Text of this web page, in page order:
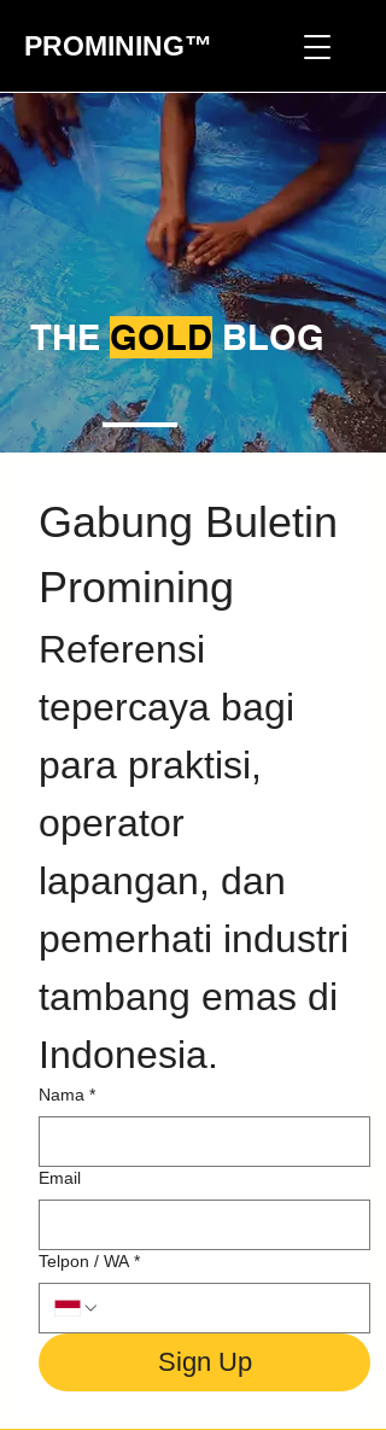
PROMINING™
THEGOLDBLOG
Gabung Buletin
Promining
Referensi
tepercaya bagi
para praktisi,
operator
lapangan, dan
pemerhati industri
tambang emas di
Nama *
Email
Telpon / WA *
Sign Up